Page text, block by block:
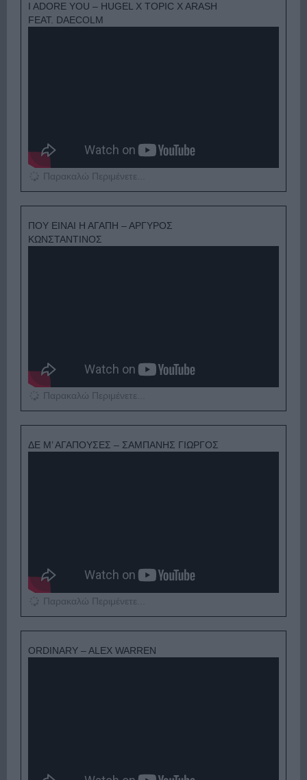
I ADORE YOU – HUGEL X TOPIC X ARASH
FEAT. DAECOLM
Παρακαλώ Περιμένετε...
ΠΟΥ ΕΙΝΑΙ Η ΑΓΑΠΗ – ΑΡΓΥΡΟΣ
ΚΩΝΣΤΑΝΤΙΝΟΣ
Παρακαλώ Περιμένετε...
ΔΕ Μ’ ΑΓΑΠΟΥΣΕΣ – ΣΑΜΠΑΝΗΣ ΓΙΩΡΓΟΣ
Παρακαλώ Περιμένετε...
ORDINARY – ALEX WARREN